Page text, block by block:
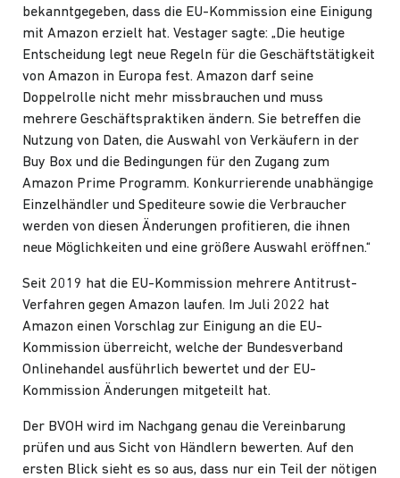
bekanntgegeben, dass die EU-Kommission eine Einigung
mit Amazon erzielt hat. Vestager sagte: „Die heutige
Entscheidung legt neue Regeln für die Geschäftstätigkeit
von Amazon in Europa fest. Amazon darf seine
Doppelrolle nicht mehr missbrauchen und muss
mehrere Geschäftspraktiken ändern. Sie betreffen die
Nutzung von Daten, die Auswahl von Verkäufern in der
Buy Box und die Bedingungen für den Zugang zum
Amazon Prime Programm. Konkurrierende unabhängige
Einzelhändler und Spediteure sowie die Verbraucher
werden von diesen Änderungen profitieren, die ihnen
neue Möglichkeiten und eine größere Auswahl eröffnen.“
Seit 2019 hat die EU-Kommission mehrere Antitrust-
Verfahren gegen Amazon laufen. Im Juli 2022 hat
Amazon einen Vorschlag zur Einigung an die EU-
Kommission überreicht, welche der Bundesverband
Onlinehandel ausführlich bewertet und der EU-
Kommission Änderungen mitgeteilt hat.
Der BVOH wird im Nachgang genau die Vereinbarung
prüfen und aus Sicht von Händlern bewerten. Auf den
ersten Blick sieht es so aus, dass nur ein Teil der nötigen